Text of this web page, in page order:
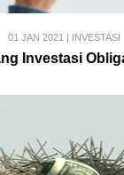
01 JAN 2021 | INVESTASI
Investasi